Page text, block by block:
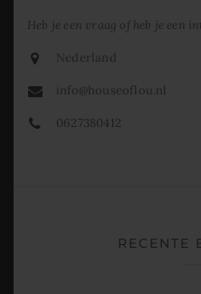
Heb je een vraag of heb je een
Nederland
info@houseoflou.nl
0627380412
RECENTE